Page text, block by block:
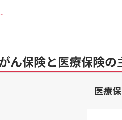
ん保険と医療保険の
医療